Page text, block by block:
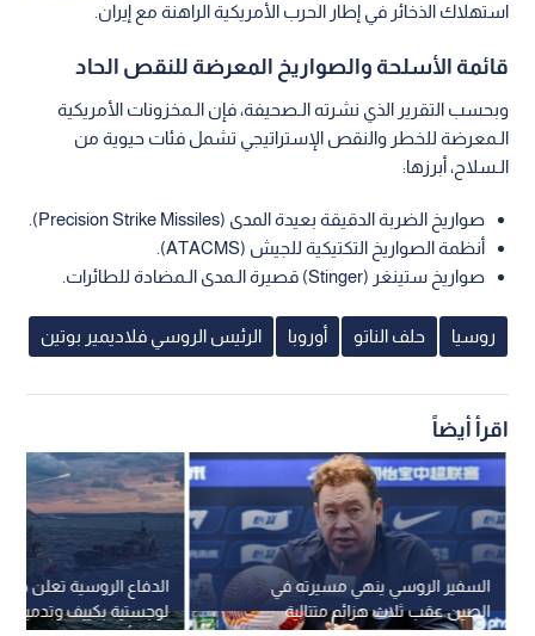
استهلاك الذخائر في إطار الحرب الأمريكية الراهنة مع إيران.
قائمة الأسلحة والصواريخ المعرضة للنقص الحاد
وبحسب التقرير الذي نشرته الـصحيفة، فإن الـمخزونات الأمريكية
الـمعرضة للخطر والنقص الإستراتيجي تشمل فئات حيوية من
الـسلاح، أبرزها:
صواريخ الضربة الدقيقة بعيدة المدى (Precision Strike Missiles).
أنظمة الصواريخ التكتيكية للجيش (ATACMS).
صواريخ ستينغر (Stinger) قصيرة الـمدى الـمضادة للطائرات.
روسيا حلف الناتو أوروبا الرئيس الروسي فلاديمير بوتين
اقرأ أيضاً
الدفاع الروسية تعلن
السفير الروسي ينهي مسيرته في
الصين عقب ثلاث هزائم متتالية